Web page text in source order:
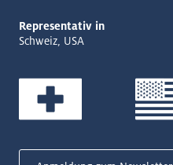
Representativ in
Schweiz, USA